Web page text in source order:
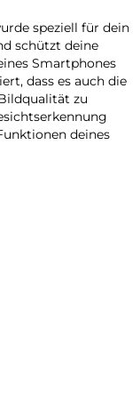
speziell für dein
schützt deine
Smartphones
dass es auch die
zu
deines
Mit dem
Schutzglas
staubfrei
ist
Glas erhältst du
Schutz für das
uneingeschränkte
bleibt